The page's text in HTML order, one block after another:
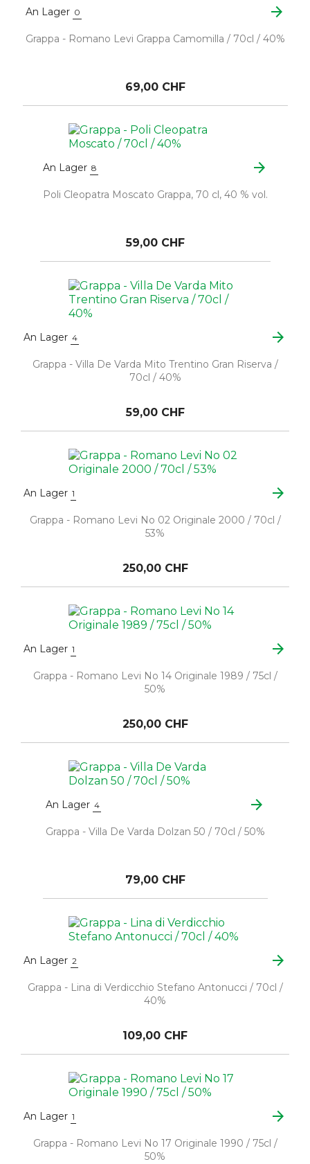
An Lager 0 arrow_forward
Grappa - Romano Levi Grappa Camomilla / 70cl / 40%
69,00 CHF
An Lager 8 arrow_forward
Poli Cleopatra Moscato Grappa, 70 cl, 40 % vol.
59,00 CHF
An Lager 4 arrow_forward
Grappa - Villa De Varda Mito Trentino Gran Riserva /
70cl / 40%
59,00 CHF
An Lager 1 arrow_forward
Grappa - Romano Levi No 02 Originale 2000 / 70cl /
53%
250,00 CHF
An Lager 1 arrow_forward
Grappa - Romano Levi No 14 Originale 1989 / 75cl /
50%
250,00 CHF
An Lager 4 arrow_forward
Grappa - Villa De Varda Dolzan 50 / 70cl / 50%
79,00 CHF
An Lager 2 arrow_forward
Grappa - Lina di Verdicchio Stefano Antonucci / 70cl /
40%
109,00 CHF
An Lager 1 arrow_forward
Grappa - Romano Levi No 17 Originale 1990 / 75cl /
50%